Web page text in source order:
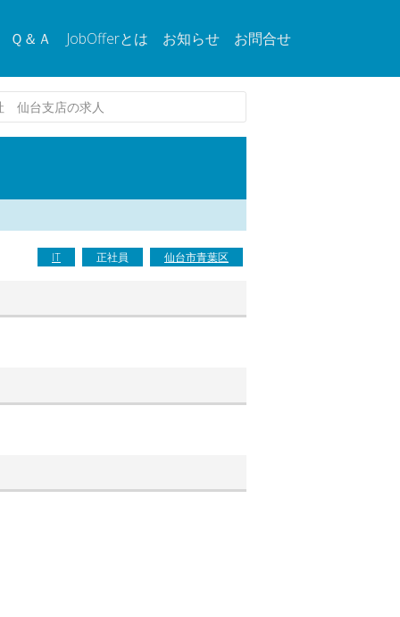
Ｑ＆Ａ JobOfferとは お知らせ お問合せ
仙台支店の求人
IT 正社員 仙台市青葉区